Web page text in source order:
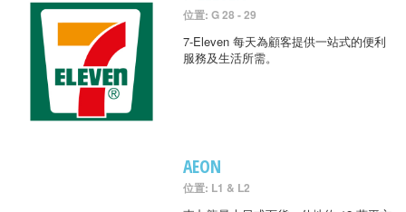
位置: G 28 - 29
7-Eleven 每天為顧客提供一站式的便利
服務及生活所需。
AEON
位置: L1 & L2